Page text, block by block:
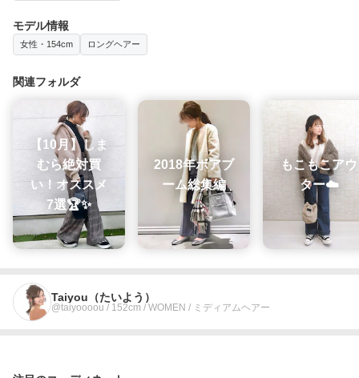
モデル情報
女性・154cm ロングヘアー
関連フォルダ
【10月】しま
むら絶対買
い！オススメ
7選🏆✨
2018年ボアブ
ーム総集編
もこもこアウ
ター☁️
Taiyou（たいよう）
@taiyoooou / 152cm / WOMEN / ミディアムヘアー